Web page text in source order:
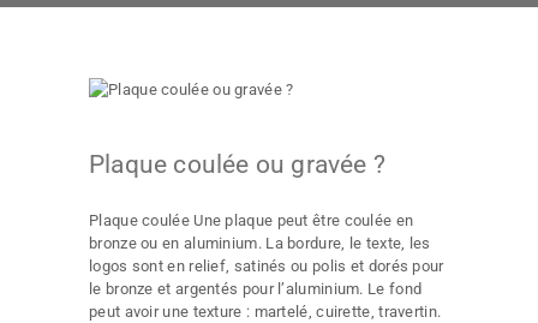
Plaque coulée ou gravée ?
Plaque coulée Une plaque peut être coulée en
bronze ou en aluminium. La bordure, le texte, les
logos sont en relief, satinés ou polis et dorés pour
le bronze et argentés pour l’aluminium. Le fond
peut avoir une texture : martelé, cuirette, travertin.